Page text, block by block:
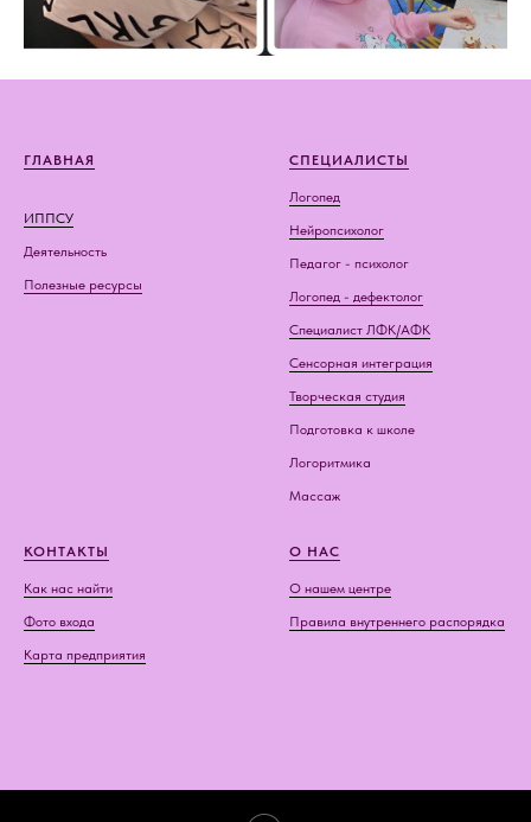
ГЛАВНАЯ
ИППСУ
Деятельность
Полезные ресурсы
СПЕЦИАЛИСТЫ
Логопед
Нейропсихолог
Педагог - психолог
Логопед - дефектолог
Специалист ЛФК/АФК
Сенсорная интеграция
Творческая студия
Подготовка к школе
Логоритмика
Массаж
КОНТАКТЫ
Как нас найти
Фото входа
Карта предприятия
О НАС
О нашем центре
Правила внутреннего распорядка